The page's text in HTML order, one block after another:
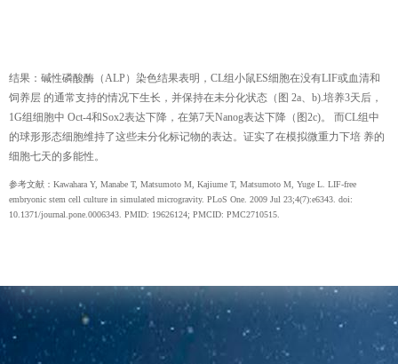
结果：碱性磷酸酶（ALP）染色结果表明，CL组小鼠ES细胞在没有LIF或血清和
饲养层 的通常支持的情况下生长，并保持在未分化状态（图 2a、b).培养3天后，
1G组细胞中 Oct-4和Sox2表达下降，在第7天Nanog表达下降（图2c)。 而CL组中
的球形形态细胞维持了这些未分化标记物的表达。证实了在模拟微重力下培 养的
细胞七天的多能性。
参考文献：Kawahara Y, Manabe T, Matsumoto M, Kajiume T, Matsumoto M, Yuge L. LIF-free
embryonic stem cell culture in simulated microgravity. PLoS One. 2009 Jul 23;4(7):e6343. doi:
10.1371/journal.pone.0006343. PMID: 19626124; PMCID: PMC2710515.